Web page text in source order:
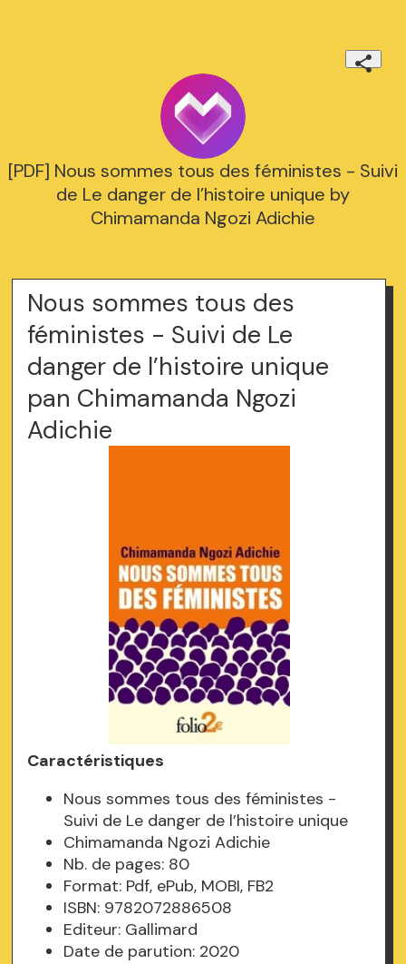
[PDF] Nous sommes tous des féministes - Suivi
de Le danger de l’histoire unique by
Chimamanda Ngozi Adichie
Nous sommes tous des
féministes - Suivi de Le
danger de l’histoire unique
pan Chimamanda Ngozi
Adichie
Caractéristiques
Nous sommes tous des féministes -
Suivi de Le danger de l’histoire unique
Chimamanda Ngozi Adichie
Nb. de pages: 80
Format: Pdf, ePub, MOBI, FB2
ISBN: 9782072886508
Editeur: Gallimard
Date de parution: 2020